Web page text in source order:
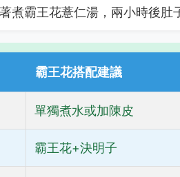
煮霸王花薏仁湯，兩小時後肚
霸王花搭配建議
單獨煮水或加陳皮
霸王花+決明子